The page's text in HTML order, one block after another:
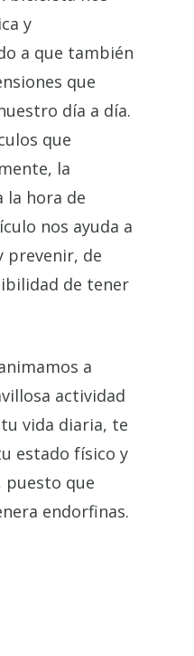
y
a que también
que
día a día.
que
la
la hora de
nos ayuda a
prevenir, de
de tener
a
actividad
vida diaria, te
estado físico y
puesto que
endorfinas.